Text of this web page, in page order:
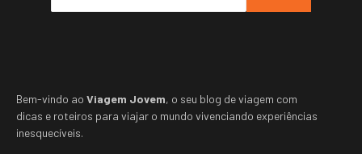
Bem-vindo ao Viagem Jovem, o seu blog de viagem com
dicas e roteiros para viajar o mundo vivenciando experiências
inesquecíveis.